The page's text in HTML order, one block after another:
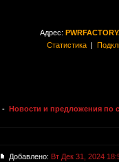
Адрес:
Статистика|
- Новости и предложения по
Добавлено: Вт Дек 31, 2024